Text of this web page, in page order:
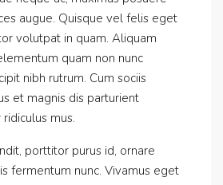
augue. Quisque vel felis eget
volutpat in quam. Aliquam
quam non nunc
nibh rutrum. Cum sociis
et magnis dis parturient
mus.
porttitor purus id, ornare
fermentum nunc. Vivamus eget